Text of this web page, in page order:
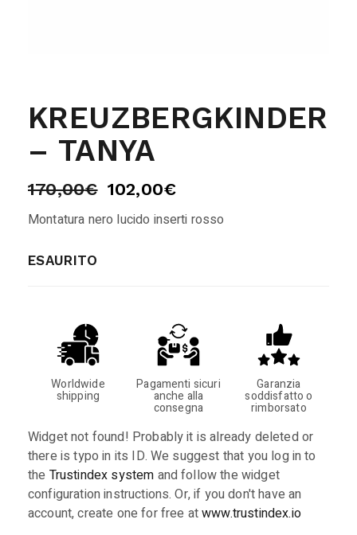
KREUZBERGKINDER
– TANYA
170,00€ 102,00€
Montatura nero lucido inserti rosso
ESAURITO
Worldwide
shipping
Pagamenti sicuri
anche alla
consegna
Garanzia
soddisfatto o
rimborsato
Widget not found! Probably it is already deleted or
there is typo in its ID. We suggest that you log in to
the Trustindex system and follow the widget
configuration instructions. Or, if you don't have an
account, create one for free atwww.trustindex.io